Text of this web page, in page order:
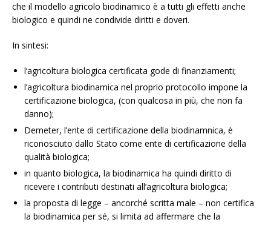
che il modello agricolo biodinamico è a tutti gli effetti anche
biologico e quindi ne condivide diritti e doveri.
In sintesi:
l’agricoltura biologica certificata gode di finanziamenti;
l’agricoltura biodinamica nel proprio protocollo impone la
certificazione biologica, (con qualcosa in più, che non fa
danno);
Demeter, l’ente di certificazione della biodinamnica, è
riconosciuto dallo Stato come ente di certificazione della
qualità biologica;
in quanto biologica, la biodinamica ha quindi diritto di
ricevere i contributi destinati all’agricoltura biologica;
la proposta di legge – ancorché scritta male – non certifica
la biodinamica per sé, si limita ad affermare che la